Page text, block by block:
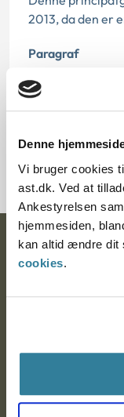
Denne
Vi bruger cookies
ast.dk. Ved at
Ankestyrelsen
hjemmesiden,
kan altid ændre dit
cookies.
2013, da den er
Paragraf
§ 3 § 4 § 32
Ankestyrelsen
Ankestyrelsen